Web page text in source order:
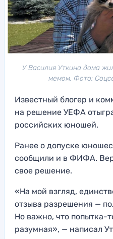
У Василия Уткина дома
мемом. Фото:
Известный блогер и
на решение УЕФА
российских юношей.
Ранее о допуске
сообщили и в ФИФА.
свое решение.
«На мой взгляд,
отзыва разрешения —
Но важно, что попытка-
разумная», — написал